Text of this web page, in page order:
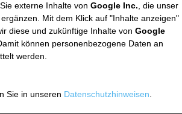
externe Inhalte von Google Inc. , die unser
Mit dem Klick auf "Inhalte anzeigen"
diese und zukünftige Inhalte von Google
können personenbezogene Daten an
werden.
Sie in unseren Datenschutzhinweisen